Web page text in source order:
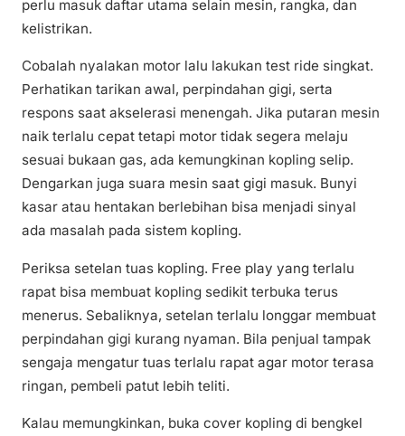
perlu masuk daftar utama selain mesin, rangka, dan
kelistrikan.
Cobalah nyalakan motor lalu lakukan test ride singkat.
Perhatikan tarikan awal, perpindahan gigi, serta
respons saat akselerasi menengah. Jika putaran mesin
naik terlalu cepat tetapi motor tidak segera melaju
sesuai bukaan gas, ada kemungkinan kopling selip.
Dengarkan juga suara mesin saat gigi masuk. Bunyi
kasar atau hentakan berlebihan bisa menjadi sinyal
ada masalah pada sistem kopling.
Periksa setelan tuas kopling. Free play yang terlalu
rapat bisa membuat kopling sedikit terbuka terus
menerus. Sebaliknya, setelan terlalu longgar membuat
perpindahan gigi kurang nyaman. Bila penjual tampak
sengaja mengatur tuas terlalu rapat agar motor terasa
ringan, pembeli patut lebih teliti.
Kalau memungkinkan, buka cover kopling di bengkel